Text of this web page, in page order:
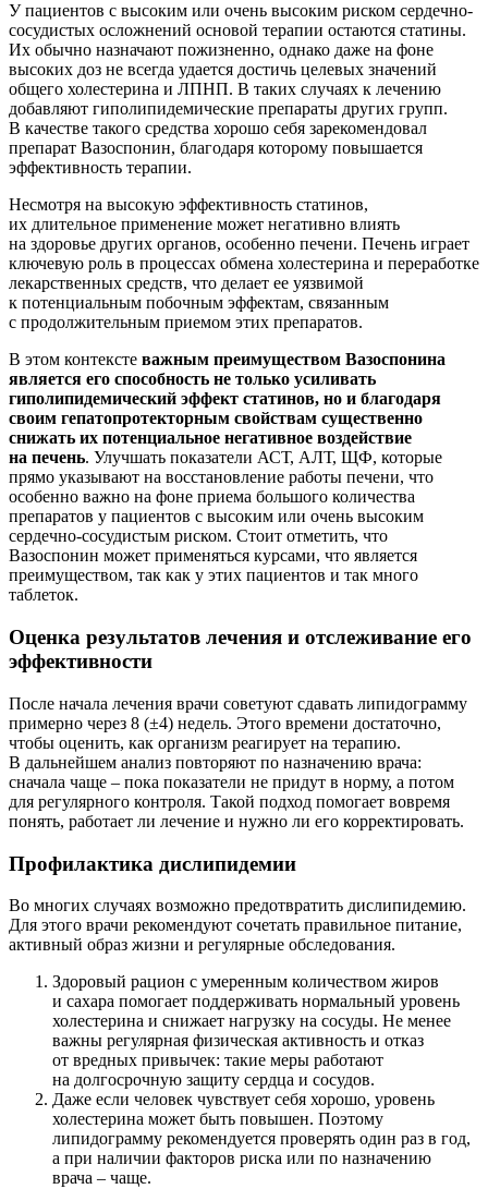
У пациентов с высоким или очень высоким риском сердечно-
сосудистых осложнений основой терапии остаются статины.
Их обычно назначают пожизненно, однако даже на фоне
высоких доз не всегда удается достичь целевых значений
общего холестерина и ЛПНП. В таких случаях к лечению
добавляют гиполипидемические препараты других групп.
В качестве такого средства хорошо себя зарекомендовал
препарат Вазоспонин, благодаря которому повышается
эффективность терапии.
Несмотря на высокую эффективность статинов,
их длительное применение может негативно влиять
на здоровье других органов, особенно печени. Печень играет
ключевую роль в процессах обмена холестерина и переработке
лекарственных средств, что делает ее уязвимой
к потенциальным побочным эффектам, связанным
с продолжительным приемом этих препаратов.
В этом контексте важным преимуществом Вазоспонина
является его способность не только усиливать
гиполипидемический эффект статинов, но и благодаря
своим гепатопротекторным свойствам существенно
снижать их потенциальное негативное воздействие
на печень. Улучшать показатели АСТ, АЛТ, ЩФ, которые
прямо указывают на восстановление работы печени, что
особенно важно на фоне приема большого количества
препаратов у пациентов с высоким или очень высоким
сердечно-сосудистым риском. Стоит отметить, что
Вазоспонин может применяться курсами, что является
преимуществом, так как у этих пациентов и так много
таблеток.
Оценка результатов лечения и отслеживание его
эффективности
После начала лечения врачи советуют сдавать липидограмму
примерно через 8 (±4) недель. Этого времени достаточно,
чтобы оценить, как организм реагирует на терапию.
В дальнейшем анализ повторяют по назначению врача:
сначала чаще – пока показатели не придут в норму, а потом
для регулярного контроля. Такой подход помогает вовремя
понять, работает ли лечение и нужно ли его корректировать.
Профилактика дислипидемии
Во многих случаях возможно предотвратить дислипидемию.
Для этого врачи рекомендуют сочетать правильное питание,
активный образ жизни и регулярные обследования.
Здоровый рацион с умеренным количеством жиров
и сахара помогает поддерживать нормальный уровень
холестерина и снижает нагрузку на сосуды. Не менее
важны регулярная физическая активность и отказ
от вредных привычек: такие меры работают
на долгосрочную защиту сердца и сосудов.
Даже если человек чувствует себя хорошо, уровень
холестерина может быть повышен. Поэтому
липидограмму рекомендуется проверять один раз в год,
а при наличии факторов риска или по назначению
врача – чаще.